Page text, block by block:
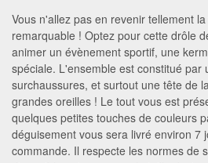
Vous n'allez pas en revenir tellement
remarquable ! Optez pour cette drôle
animer un évènement sportif, une
spéciale. L'ensemble est constitué par
surchaussures, et surtout une tête de
grandes oreilles ! Le tout vous est
quelques petites touches de couleurs
déguisement vous sera livré environ 7
commande. Il respecte les normes de